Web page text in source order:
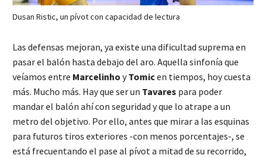
Dusan Ristic, un pívot con capacidad de lectura
Las defensas mejoran, ya existe una dificultad suprema en
pasar el balón hasta debajo del aro. Aquella sinfonía que
veíamos entre Marcelinho yTomicen tiempos, hoy cuesta
más. Mucho más. Hay que ser un Tavares para poder
mandar el balón ahí con seguridad y que lo atrape a un
metro del objetivo. Por ello, antes que mirar a las esquinas
para futuros tiros exteriores -con menos porcentajes-, se
está frecuentando el pase al pívot a mitad de su recorrido,